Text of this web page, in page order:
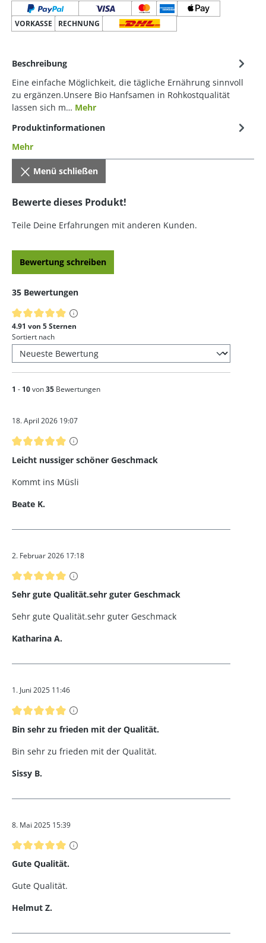
VORKASSE RECHNUNG
Beschreibung
Eine einfache Möglichkeit, die tägliche Ernährung sinnvoll
zu ergänzen.Unsere Bio Hanfsamen in Rohkostqualität
lassen sich m… Mehr
Produktinformationen
Mehr
Menü schließen
Bewerte dieses Produkt!
Teile Deine Erfahrungen mit anderen Kunden.
Bewertung schreiben
35 Bewertungen
Durchschnittliche Bewertung von 4.91 von 5 Sternen
4.91 von 5 Sternen
Sortiert nach
1 - 10von35 Bewertungen
18. April 2026 19:07
Bewertung mit 5 von 5 Sternen
Leicht nussiger schöner Geschmack
Kommt ins Müsli
Beate K.
2. Februar 2026 17:18
Bewertung mit 5 von 5 Sternen
Sehr gute Qualität.sehr guter Geschmack
Sehr gute Qualität.sehr guter Geschmack
Katharina A.
1. Juni 2025 11:46
Bewertung mit 5 von 5 Sternen
Bin sehr zu frieden mit der Qualität.
Bin sehr zu frieden mit der Qualität.
Sissy B.
8. Mai 2025 15:39
Bewertung mit 5 von 5 Sternen
Gute Qualität.
Gute Qualität.
Helmut Z.